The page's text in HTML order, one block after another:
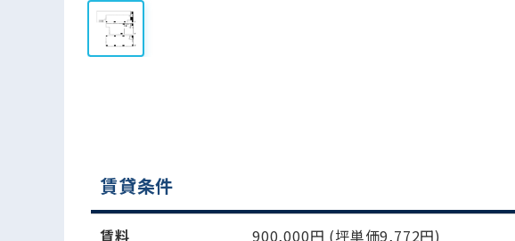
賃貸条件
賃料 900,000円 (坪単価9,772円)